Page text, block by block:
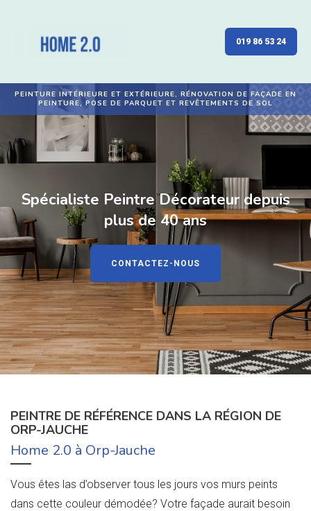
019 86 53 24
PEINTURE INTÉRIEURE ET EXTÉRIEURE, RÉNOVATION DE FAÇADE EN
PEINTURE, POSE DE PARQUET ET REVÊTEMENTS DE SOL
Spécialiste Peintre Décorateur depuis
plus de 40 ans
CONTACTEZ-NOUS
PEINTRE DE RÉFÉRENCE DANS LA RÉGION DE
ORP-JAUCHE
Home 2.0 à Orp-Jauche
Vous êtes las d’observer tous les jours vos murs peints
dans cette couleur démodée? Votre façade aurait besoin